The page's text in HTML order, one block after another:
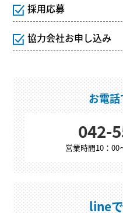
採用応募
協力会社お申し込み
お電
042-
営業時間10：00
line